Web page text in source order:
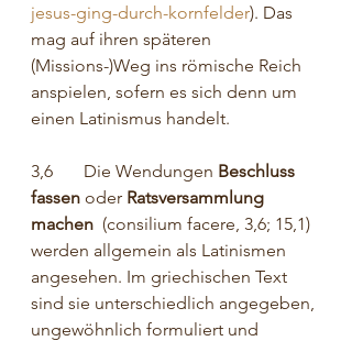
jesus-ging-durch-kornfelder). Das
mag auf ihren späteren
(Missions-)Weg ins römische Reich
anspielen, sofern es sich denn um
einen Latinismus handelt.
3,6       Die Wendungen Beschluss
fassen oder Ratsversammlung
machen (consilium facere, 3,6; 15,1)
werden allgemein als Latinismen
angesehen. Im griechischen Text
sind sie unterschiedlich angegeben,
ungewöhnlich formuliert und